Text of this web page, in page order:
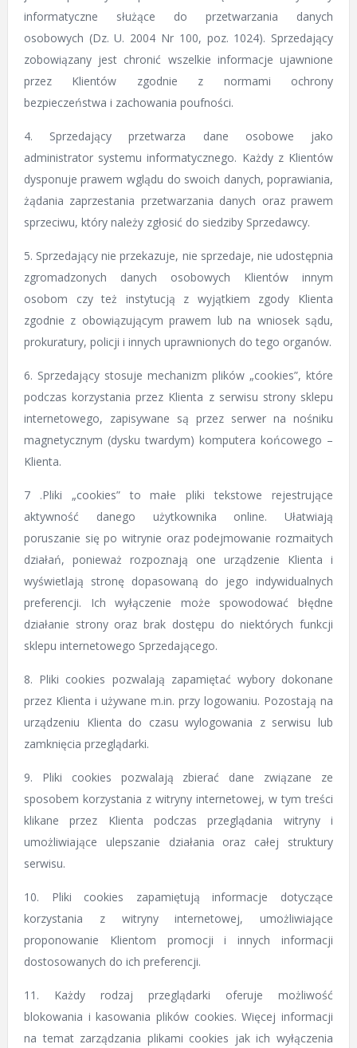
informatyczne służące do przetwarzania danych
osobowych (Dz. U. 2004 Nr 100, poz. 1024). Sprzedający
zobowiązany jest chronić wszelkie informacje ujawnione
przez Klientów zgodnie z normami ochrony
bezpieczeństwa i zachowania poufności.
4. Sprzedający przetwarza dane osobowe jako
administrator systemu informatycznego. Każdy z Klientów
dysponuje prawem wglądu do swoich danych, poprawiania,
żądania zaprzestania przetwarzania danych oraz prawem
sprzeciwu, który należy zgłosić do siedziby Sprzedawcy.
5. Sprzedający nie przekazuje, nie sprzedaje, nie udostępnia
zgromadzonych danych osobowych Klientów innym
osobom czy też instytucją z wyjątkiem zgody Klienta
zgodnie z obowiązującym prawem lub na wniosek sądu,
prokuratury, policji i innych uprawnionych do tego organów.
6. Sprzedający stosuje mechanizm plików „cookies”, które
podczas korzystania przez Klienta z serwisu strony sklepu
internetowego, zapisywane są przez serwer na nośniku
magnetycznym (dysku twardym) komputera końcowego –
Klienta.
7 .Pliki „cookies” to małe pliki tekstowe rejestrujące
aktywność danego użytkownika online. Ułatwiają
poruszanie się po witrynie oraz podejmowanie rozmaitych
działań, ponieważ rozpoznają one urządzenie Klienta i
wyświetlają stronę dopasowaną do jego indywidualnych
preferencji. Ich wyłączenie może spowodować błędne
działanie strony oraz brak dostępu do niektórych funkcji
sklepu internetowego Sprzedającego.
8. Pliki cookies pozwalają zapamiętać wybory dokonane
przez Klienta i używane m.in. przy logowaniu. Pozostają na
urządzeniu Klienta do czasu wylogowania z serwisu lub
zamknięcia przeglądarki.
9. Pliki cookies pozwalają zbierać dane związane ze
sposobem korzystania z witryny internetowej, w tym treści
klikane przez Klienta podczas przeglądania witryny i
umożliwiające ulepszanie działania oraz całej struktury
serwisu.
10. Pliki cookies zapamiętują informacje dotyczące
korzystania z witryny internetowej, umożliwiające
proponowanie Klientom promocji i innych informacji
dostosowanych do ich preferencji.
11. Każdy rodzaj przeglądarki oferuje możliwość
blokowania i kasowania plików cookies. Więcej informacji
na temat zarządzania plikami cookies jak ich wyłączenia